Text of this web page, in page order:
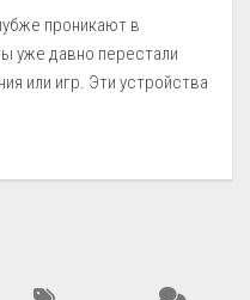
проникают в
уже давно перестали
или игр. Эти устройства